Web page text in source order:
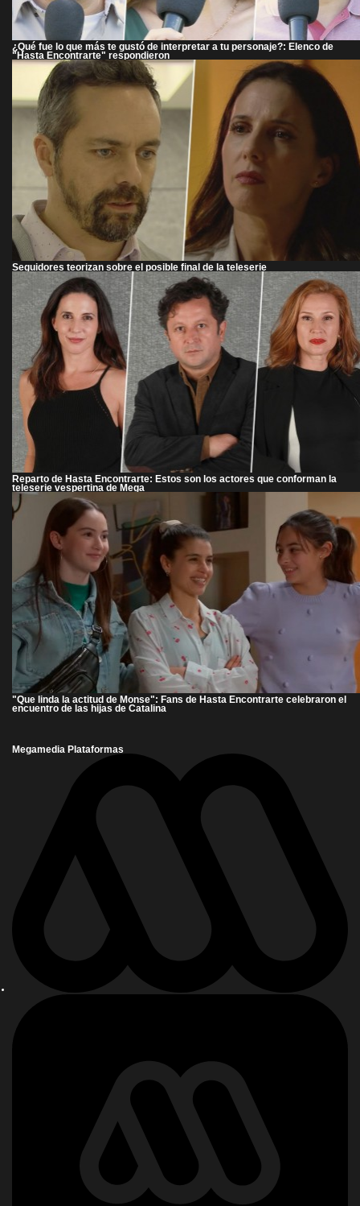
¿Qué fue lo que más te gustó de interpretar a tu personaje?: Elenco de
"Hasta Encontrarte" respondieron
Seguidores teorizan sobre el posible final de la teleserie
Reparto de Hasta Encontrarte: Estos son los actores que conforman la
teleserie vespertina de Mega
"Que linda la actitud de Monse": Fans de Hasta Encontrarte celebraron el
encuentro de las hijas de Catalina
Megamedia Plataformas